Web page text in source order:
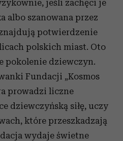
jeśli zachęci je
albo szanowana przez
potwierdzenie
polskich miast. Oto
pokolenie dziewczyn.
Fundacji „Kosmos
prowadzi liczne
dziewczyńską siłę, uczy
które przeszkadzają
wydaje świetne